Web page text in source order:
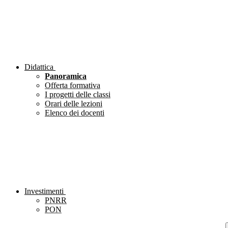
Didattica
Panoramica
Offerta formativa
I progetti delle classi
Orari delle lezioni
Elenco dei docenti
Investimenti
PNRR
PON